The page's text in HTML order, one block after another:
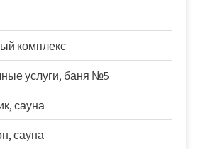
комплекс
услуги, баня №5
сауна
сауна